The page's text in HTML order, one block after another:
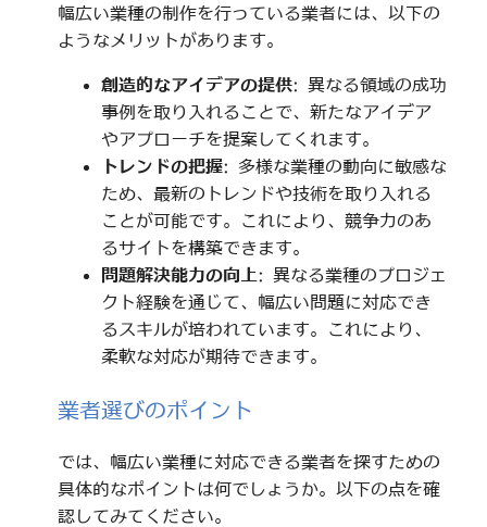
幅広い業種の制作を行っている業者には、以下の
ようなメリットがあります。
創造的なアイデアの提供: 異なる領域の成功
事例を取り入れることで、新たなアイデア
やアプローチを提案してくれます。
トレンドの把握: 多様な業種の動向に敏感な
ため、最新のトレンドや技術を取り入れる
ことが可能です。これにより、競争力のあ
るサイトを構築できます。
問題解決能力の向上: 異なる業種のプロジェ
クト経験を通じて、幅広い問題に対応でき
るスキルが培われています。これにより、
柔軟な対応が期待できます。
業者選びのポイント
では、幅広い業種に対応できる業者を探すための
具体的なポイントは何でしょうか。以下の点を確
認してみてください。